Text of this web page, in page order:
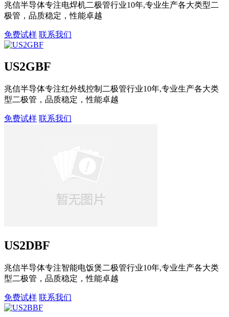
兆信半导体专注电焊机二极管行业10年,专业生产各大类型二
极管，品质稳定，性能卓越
免费试样 联系我们
US2GBF
兆信半导体专注红外线控制二极管行业10年,专业生产各大类
型二极管，品质稳定，性能卓越
免费试样 联系我们
US2DBF
兆信半导体专注智能电饭煲二极管行业10年,专业生产各大类
型二极管，品质稳定，性能卓越
免费试样 联系我们